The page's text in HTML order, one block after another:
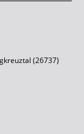
(26737)